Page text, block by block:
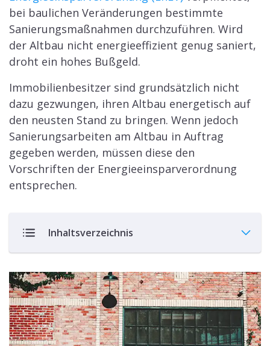
bei baulichen Veränderungen bestimmte
Sanierungsmaßnahmen durchzuführen. Wird
der Altbau nicht energieeffizient genug saniert,
droht ein hohes Bußgeld.
Immobilienbesitzer sind grundsätzlich nicht
dazu gezwungen, ihren Altbau energetisch auf
den neusten Stand zu bringen. Wenn jedoch
Sanierungsarbeiten am Altbau in Auftrag
gegeben werden, müssen diese den
Vorschriften der Energieeinsparverordnung
entsprechen.
Inhaltsverzeichnis